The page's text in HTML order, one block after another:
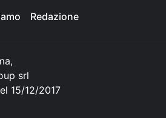
Redazione
srl
15/12/2017